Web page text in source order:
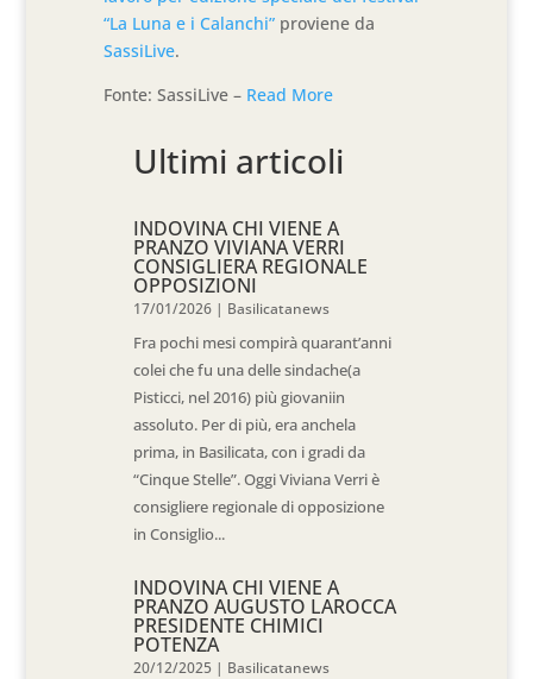
“La Luna e i Calanchi” proviene da
SassiLive.
Fonte: SassiLive – Read More
Ultimi articoli
INDOVINA CHI VIENE A
PRANZO VIVIANA VERRI
CONSIGLIERA REGIONALE
OPPOSIZIONI
17/01/2026 | Basilicatanews
Fra pochi mesi compirà quarant’anni
colei che fu una delle sindache(a
Pisticci, nel 2016) più giovaniin
assoluto. Per di più, era anchela
prima, in Basilicata, con i gradi da
“Cinque Stelle”. Oggi Viviana Verri è
consigliere regionale di opposizione
in Consiglio...
INDOVINA CHI VIENE A
PRANZO AUGUSTO LAROCCA
PRESIDENTE CHIMICI
POTENZA
20/12/2025 | Basilicatanews